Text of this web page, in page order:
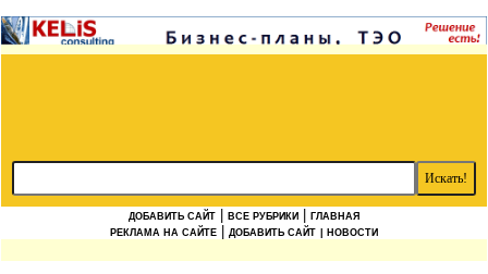
ДОБАВИТЬ САЙТ ВСЕ РУБРИКИ
ГЛАВНАЯ
РЕКЛАМА НА САЙТЕ
ДОБАВИТЬ САЙТ | НОВОСТИ